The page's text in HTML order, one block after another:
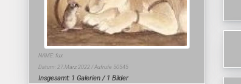
NAME: fux
Datum: 27.März 2022 / Aufrufe 50545
Insgesamt: 1 Galerien / 1 Bilder